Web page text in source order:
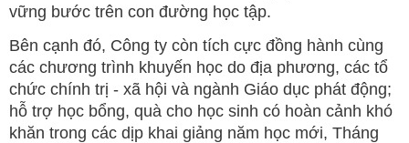
vững bước trên con đường học tập.
Bên cạnh đó, Công ty còn tích cực đồng hành cùng
các chương trình khuyến học do địa phương, các tổ
chức chính trị - xã hội và ngành Giáo dục phát động;
hỗ trợ học bổng, quà cho học sinh có hoàn cảnh khó
khăn trong các dịp khai giảng năm học mới, Tháng